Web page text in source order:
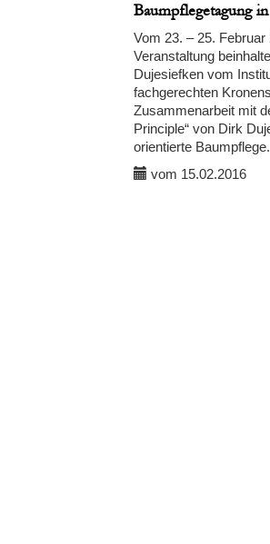
Baumpflegetagung
Vom 23. – 25.
Veranstaltung
Dujesiefken vom
fachgerechten
Zusammenarbeit mit
Principle“ von Dirk
orientierte Baumpflege.
vom 15.02.2016